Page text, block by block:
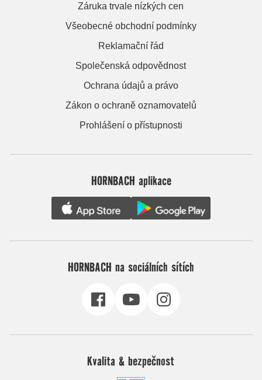
Záruka trvale nízkých cen
Všeobecné obchodní podmínky
Reklamační řád
Společenská odpovědnost
Ochrana údajů a právo
Zákon o ochraně oznamovatelů
Prohlášení o přístupnosti
HORNBACH aplikace
HORNBACH na sociálních sítích
Kvalita & bezpečnost